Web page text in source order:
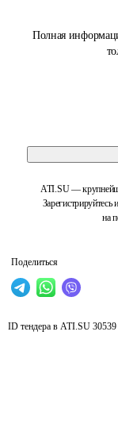
Полная
ATI.SU —
на
Поделиться
ID тендера в ATI.SU 30539